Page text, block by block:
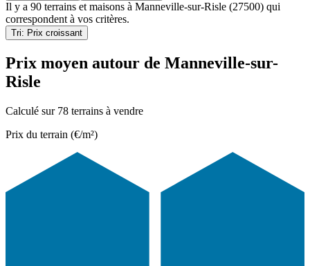
Il y a 90 terrains et maisons à Manneville-sur-Risle (27500) qui
correspondent à vos critères.
Tri: Prix croissant
Prix moyen autour de Manneville-sur-
Risle
Calculé sur 78 terrains à vendre
Prix du terrain (€/m²)